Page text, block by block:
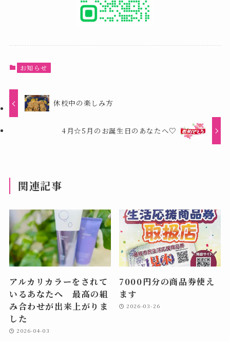
お知らせ
休校中の楽しみ方
4月☆5月のお誕生日のあなたへ♡
関連記事
アルカリカラーをされて
いるあなたへ 最高の組
み合わせが出来上がりま
した
2026-04-03
7000円分の商品券使え
ます
2026-03-26